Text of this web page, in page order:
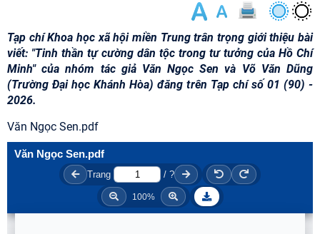
Tạp chí Khoa học xã hội miền Trung trân trọng giới thiệu bài
viết: "Tinh thần tự cường dân tộc trong tư tưởng của Hồ Chí
Minh" của nhóm tác giả Văn Ngọc Sen và Võ Văn Dũng
(Trường Đại học Khánh Hòa) đăng trên Tạp chí số 01 (90) -
2026.
Văn Ngọc Sen.pdf